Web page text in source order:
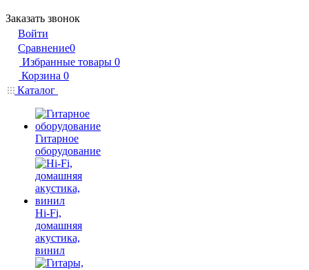
Заказать звонок
Войти
Сравнение0
Избранные товары 0
Корзина 0
Каталог
Гитарное
оборудование
Hi-Fi,
домашняя
акустика,
винил